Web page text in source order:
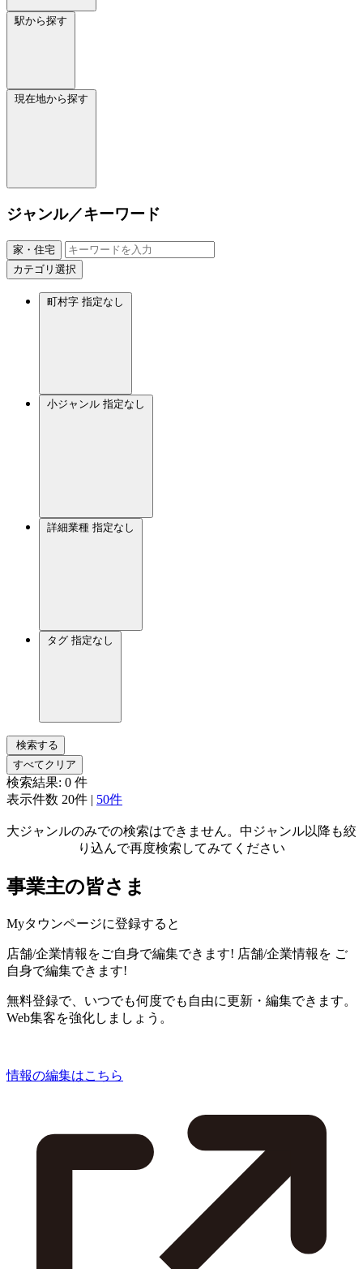
駅から探す
現在地から探す
ジャンル／キーワード
家・住宅
カテゴリ選択
町村字 指定なし
小ジャンル 指定なし
詳細業種 指定なし
タグ 指定なし
検索する
すべてクリア
検索結果: 0 件
表示件数 20件 | 50件
大ジャンルのみでの検索はできません。中ジャンル以降も絞
り込んで再度検索してみてください
事業主の皆さま
Myタウンページに登録すると
店舗/企業情報をご自身で編集できます! 店舗/企業情報を ご
自身で編集できます!
無料登録で、いつでも何度でも自由に更新・編集できます。
Web集客を強化しましょう。
情報の編集はこちら